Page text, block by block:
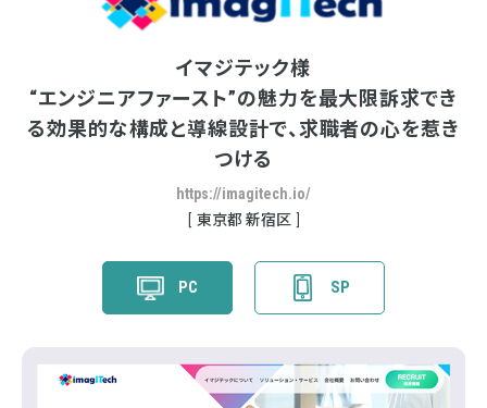
イマジテック様
“エンジニアファースト”の魅力を最大限訴求でき
る効果的な構成と導線設計で、求職者の心を惹き
つける
https://imagitech.io/
東京都 新宿区
PC SP